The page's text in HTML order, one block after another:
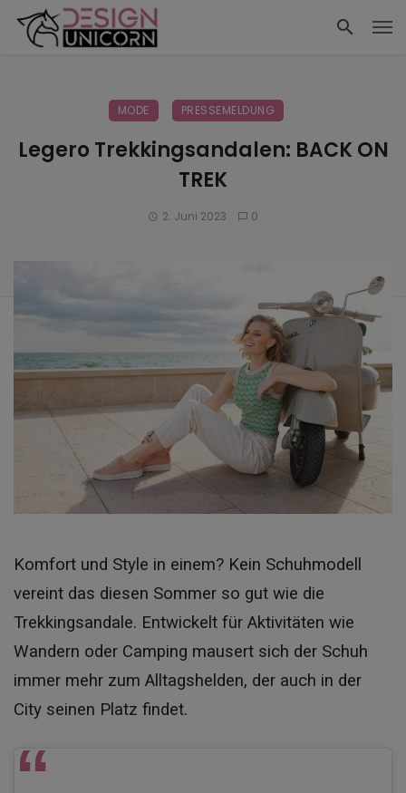
MODE PRESSEMELDUNG
Legero Trekkingsandalen: BACK ON
TREK
2. Juni 2023 0
Komfort und Style in einem? Kein Schuhmodell
vereint das diesen Sommer so gut wie die
Trekkingsandale. Entwickelt für Aktivitäten wie
Wandern oder Camping mausert sich der Schuh
immer mehr zum Alltagshelden, der auch in der
City seinen Platz findet.